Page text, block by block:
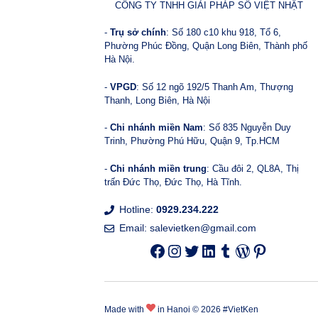
CÔNG TY TNHH GIẢI PHÁP SỐ VIỆT NHẬT
- Trụ sở chính: Số 180 c10 khu 918, Tổ 6,
Phường Phúc Đồng, Quận Long Biên, Thành phố
Hà Nội.
- VPGD: Số 12 ngõ 192/5 Thanh Am, Thượng
Thanh, Long Biên, Hà Nội
- Chi nhánh miền Nam: Số 835 Nguyễn Duy
Trinh, Phường Phú Hữu, Quận 9, Tp.HCM
- Chi nhánh miền trung: Cầu đôi 2, QL8A, Thị
trấn Đức Thọ, Đức Thọ, Hà Tĩnh.
Hotline: 0929.234.222
Email: salevietken@gmail.com
Facebook
Instagram
Twitter
LinkedIn
Tumblr
WordPress
Pinterest
Made with in Hanoi © 2026 #VietKen